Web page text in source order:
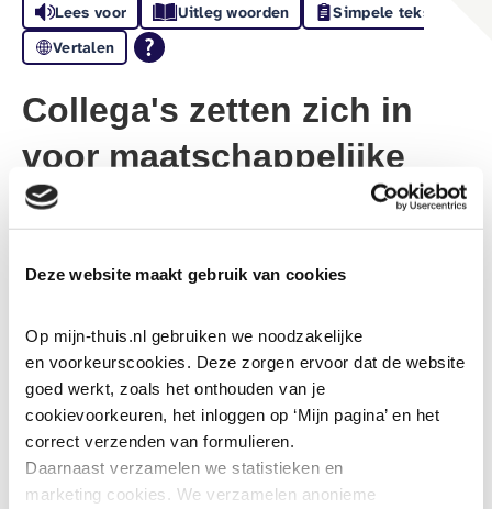
Deze website maakt gebruik van cookies
Op mijn-thuis.nl gebruiken we noodzakelijke
en voorkeurscookies. Deze zorgen ervoor dat de website
goed werkt, zoals het onthouden van je
cookievoorkeuren, het inloggen op ‘Mijn pagina’ en het
correct verzenden van formulieren.
Daarnaast verzamelen we statistieken en
marketing cookies. We verzamelen anonieme
Lees voor Uitleg woorden
Simpele tekst
Vertalen
Collega's zetten zich in
voor maatschappelijke
initiatieven
2-7-2026
collega’s zich ingezet voor diverse maatschappelijke
initiatieven in de regio. Verspreid over Eindhoven,
Veldhoven en Son en Breugel verruilden zij hun reguliere
werkzaamheden voor een middag vrijwilligerswerk.
Onze collega’s ondersteunden uiteenlopende activiteiten,